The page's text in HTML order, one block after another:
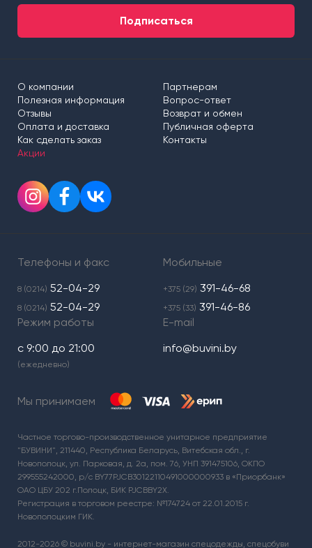
Подписаться
О компании
Партнерам
Полезная информация
Вопрос-ответ
Отзывы
Возврат и обмен
Оплата и доставка
Публичная оферта
Как сделать заказ
Контакты
Акции
Телефоны и факс
8 (0214) 52-04-29
8 (0214) 52-04-29
Мобильные
+375 (29) 391-46-68
+375 (33) 391-46-86
Режим работы
с 9:00 до 21:00
(ежедневно)
E-mail
info@buvini.by
Мы принимаем
Частное торгово-производственное унитарное предприятие
"БУВИНИ", 211440, Республика Беларусь, Витебская обл., г.
Новополоцк, ул. Парковая, д. 2а, пом. 76, УНП 391475106, ОКПО
299555242000, р/с BY77PJCB30122110491000000933 в «Приорбанк»
ОАО ЦБУ 202 г.Полоцк, БИК PJCBBY2X.
Регистрация в торговом реестре: №174724 от 22.01.2015 г.
Новополоцким ГИК.
2012-2026 © buvini.by - интернет-магазин спецодежды, спецобуви